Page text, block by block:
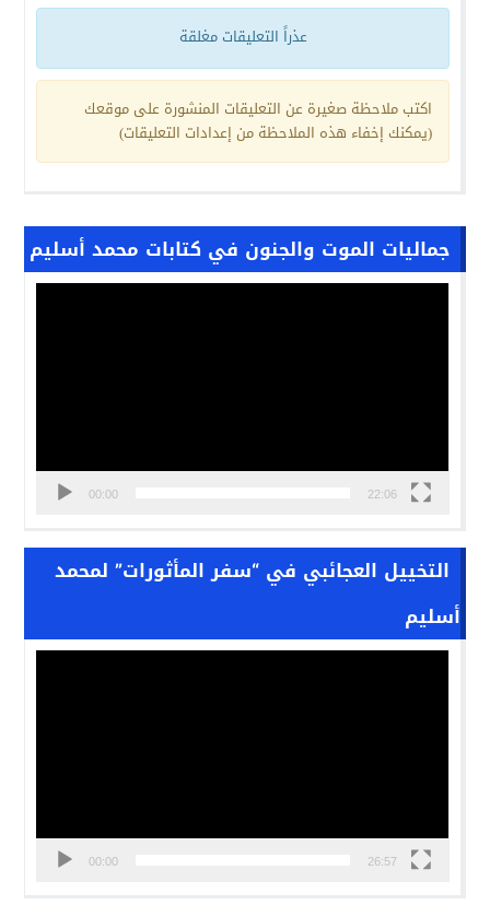
عذراً التعليقات مغلقة
اكتب ملاحظة صغيرة عن التعليقات المنشورة على موقعك
(يمكنك إخفاء هذه الملاحظة من إعدادات التعليقات)
جماليات الموت والجنون في كتابات محمد أسليم
مشغل
00:00 22:06
التخييل العجائبي في “سفر المأثورات” لمحمد
أسليم
مشغل
00:00 26:57